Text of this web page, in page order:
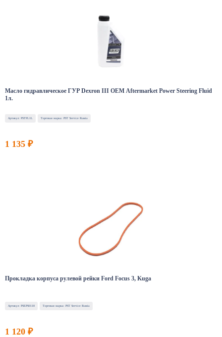
Масло гидравлическое ГУР Dexron III OEM Aftermarket Power Steering Fluid
1л.
Артикул: PSTFL1L Торговая марка: PST Service Russia
1 135 ₽
Прокладка корпуса рулевой рейки Ford Focus 3, Kuga
Артикул: PSEPS0118 Торговая марка: PST Service Russia
1 120 ₽